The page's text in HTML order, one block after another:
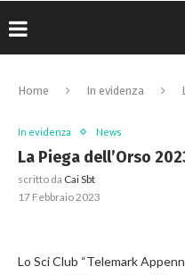
Home In evidenza
In evidenza News
La Piega dell’Orso
scritto da Cai Sbt
17 Febbraio 2023
Lo Sci Club “Telemark